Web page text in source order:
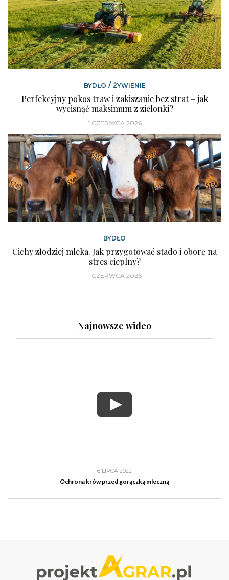
BYDŁO / ŻYWIENIE
Perfekcyjny pokos traw i zakiszanie bez strat – jak
wycisnąć maksimum z zielonki?
1 CZERWCA 2026
BYDŁO
Cichy złodziej mleka. Jak przygotować stado i oborę na
stres cieplny?
1 CZERWCA 2026
Najnowsze wideo
6 LIPCA 2022
Ochrona krów przed gorączką mleczną